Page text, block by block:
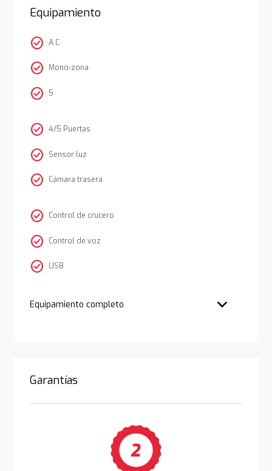
Equipamiento
check_circle A.C
check_circle Mono-zona
check_circle 5
check_circle 4/5 Puertas
check_circle Sensor luz
check_circle Cámara trasera
check_circle Control de crucero
check_circle Control de voz
check_circle USB
Equipamiento completo
Garantías